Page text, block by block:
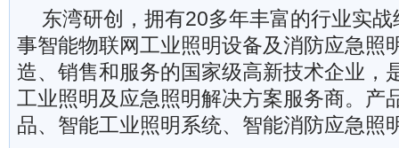
东湾研创，拥有20多年丰富的行业实
事智能物联网工业照明设备及消防应急照
造、销售和服务的国家级高新技术企业，
工业照明及应急照明解决方案服务商。产
品、智能工业照明系统、智能消防应急照